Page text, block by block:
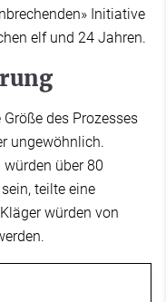
Initiative
elf und 24 Jahren.
des Prozesses
ungewöhnlich.
über 80
teilte eine
würden von